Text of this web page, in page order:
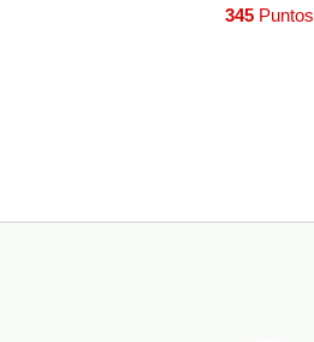
345Puntos